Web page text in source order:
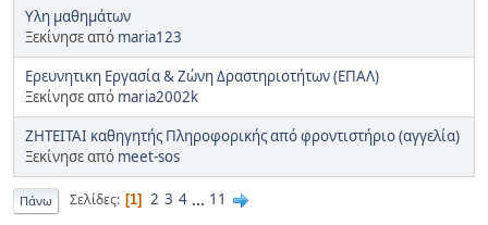
Υλη μαθημάτων
Ξεκίνησε από maria123
Ερευνητικη Εργασία & Ζώνη Δραστηριοτήτων (ΕΠΑΛ)
Ξεκίνησε από maria2002k
ΖΗΤΕΙΤΑΙ καθηγητής Πληροφορικής από φροντιστήριο (αγγελία)
Ξεκίνησε από meet-sos
Πάνω Σελίδες 1 2 3 4 ... 11